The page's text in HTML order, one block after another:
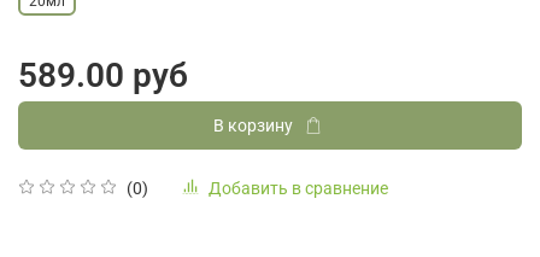
(0) Добавить в сравнение
589.00 руб
В корзину